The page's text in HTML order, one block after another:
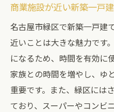
商業施設が近い新築一戸
名古屋市緑区で新築一戸建
近いことは大きな魅力です
になるため、時間を有効に
家族との時間を増やし、ゆ
重要です。また、緑区には
ており、スーパーやコンビ